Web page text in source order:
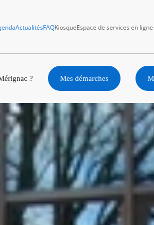
ActualitésFAQKiosqueEspace de services en ligne
? Mes démarches